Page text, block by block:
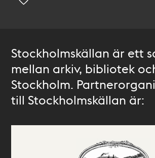
Stockholmskällan är ett
mellan arkiv, bibliotek
Stockholm.
till Stockholmskällan är: